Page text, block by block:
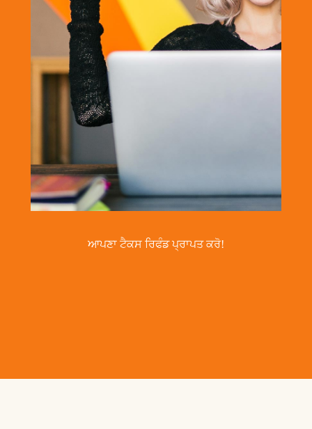
ਆਪਣਾ ਟੈਕਸ ਰਿਫੰਡ ਪ੍ਰਾਪਤ ਕਰੋ!